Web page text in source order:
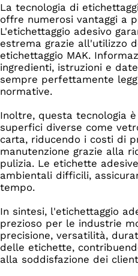
La tecnologia di
offre numerosi vantaggi a
L'etichettaggio adesivo
estrema grazie all'utilizzo
etichettaggio MAK.
ingredienti, istruzioni e
sempre perfettamente
normative.
Inoltre, questa tecnologia
superfici diverse come
carta, riducendo i costi di
manutenzione grazie alla
pulizia. Le etichette
ambientali difficili,
tempo.
In sintesi, l'etichettaggio
prezioso per le industrie
precisione, versatilità,
delle etichette,
alla soddisfazione dei